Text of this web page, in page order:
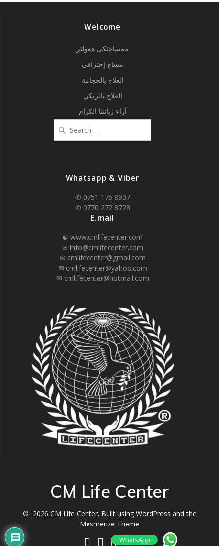
Welcome
مەساجێکی هەولێر
مساج إحترافي
العلاج بالحجامة
العلاج بالريكي
آراء زبائننا الكرام
for:
Whatsapp & Viber
✆ 0751 175 8937
✆ 0770 272 8728
E.mail
☯ www.cmlifecenter.com
✉ info@cmlifecenter.com
✉ cmlifecenter@gmail.com
✉ cmlifecenter@yahoo.com
✉ cmlifecenter@hotmail.com
CM Life Center
© 2026 CM Life Center. Built using WordPress and the
Mesmerize Theme
WhatsApp